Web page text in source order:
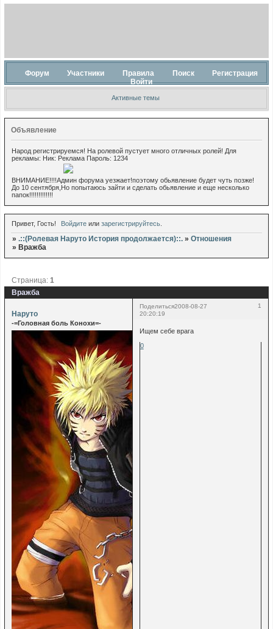
Форум Участники Правила Поиск
Регистрация
Войти
Активные темы
Объявление
Народ регистрируемся! На ролевой пустует много отличных ролей! Для
рекламы: Ник: Реклама Пароль: 1234
ВНИМАНИЕ!!!!Админ форума уезжает!поэтому обьявление будет чуть позже!
До 10 сентября,Но попытаюсь зайти и сделать обьявление и еще несколько
папок!!!!!!!!!!!!!
Привет, Гость! Войдите илизарегистрируйтесь
» .::(Ролевая Наруто История продолжается)::. » Отношения
» Вражба
Вражба
Страница: 1
Поделиться 1
2008-08-27
20:20:19
Наруто
-=Головная боль Конохи=-
Ищем себе врага
0